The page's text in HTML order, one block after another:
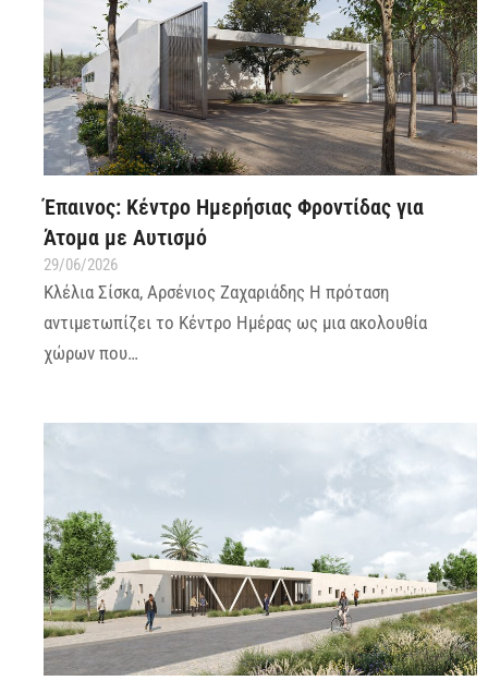
Έπαινος: Κέντρο Ημερήσιας Φροντίδας για
Άτομα με Αυτισμό
29/06/2026
Κλέλια Σίσκα, Αρσένιος Ζαχαριάδης Η πρόταση
αντιμετωπίζει το Κέντρο Ημέρας ως μια ακολουθία
χώρων που…